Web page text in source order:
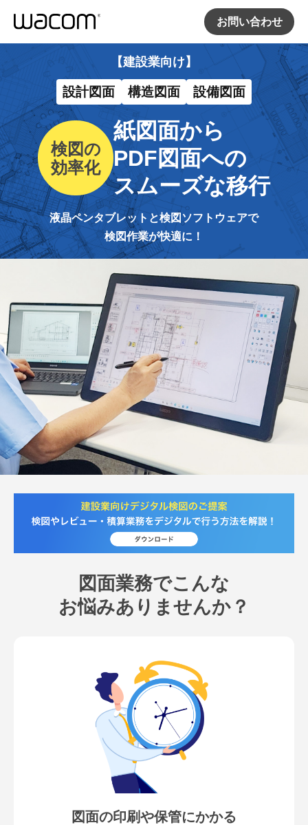
お問い合わせ
【建設業向け】
設計図面 構造図面 設備図面
検図の
効率化
紙図面から
PDF図面への
スムーズな移行
液晶ペンタブレットと検図ソフトウェアで
検図作業が快適に！
図面業務でこんな
お悩みありませんか？
図面の印刷や保管にかかる